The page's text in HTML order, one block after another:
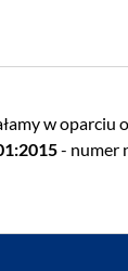
w oparciu
- numer